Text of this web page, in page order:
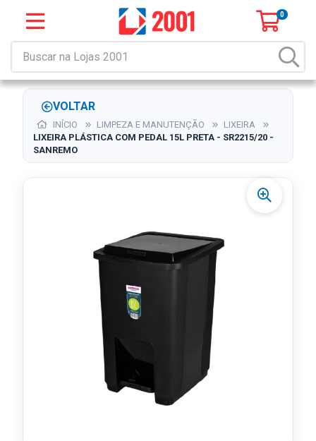
0
VOLTAR
INÍCIO LIMPEZA E MANUTENÇÃO
LIXEIRA
LIXEIRA PLÁSTICA COM PEDAL 15L PRETA - SR2215/20 -
SANREMO